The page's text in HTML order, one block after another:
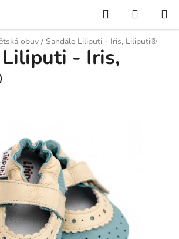
Hledat
KOŠÍK
obuv / Sandále Liliputi - Iris, Liliputi®
- Iris,